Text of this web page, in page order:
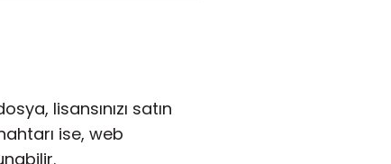
lisansınızı satın
ise, web